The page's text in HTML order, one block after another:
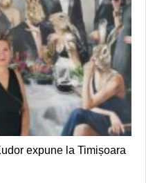
expune la Timișoara